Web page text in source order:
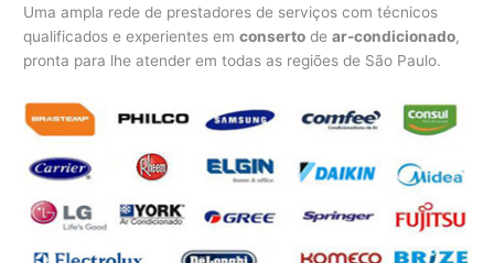
Uma ampla rede de prestadores de serviços com técnicos
qualificados e experientes emconserto dear-condicionado,
pronta para lhe atender em todas as regiões de São Paulo.